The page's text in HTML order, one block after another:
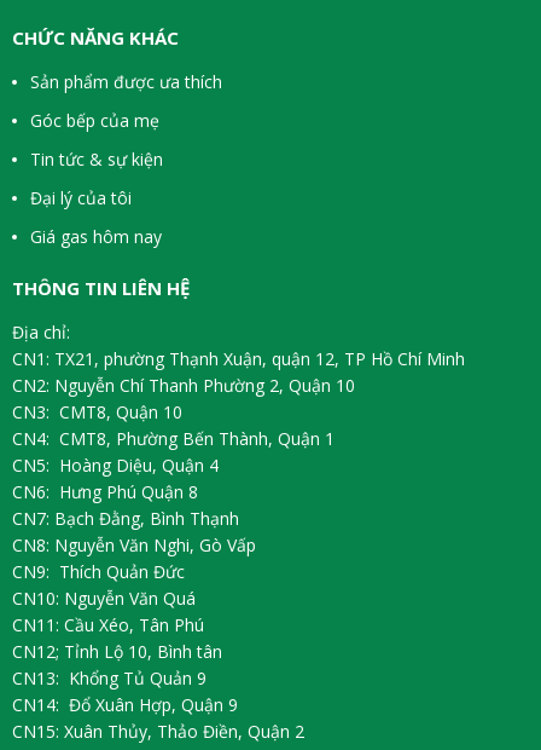
CHỨC NĂNG KHÁC
Sản phẩm được ưa thích
Góc bếp của mẹ
Tin tức & sự kiện
Đại lý của tôi
Giá gas hôm nay
THÔNG TIN LIÊN HỆ
Địa chỉ:
CN1: TX21, phường Thạnh Xuận, quận 12, TP Hồ Chí Minh
CN2: Nguyễn Chí Thanh Phường 2, Quận 10
CN3: CMT8, Quận 10
CN4: CMT8, Phường Bến Thành, Quận 1
CN5: Hoàng Diệu, Quận 4
CN6: Hưng Phú Quận 8
CN7: Bạch Đằng, Bình Thạnh
CN8: Nguyễn Văn Nghi, Gò Vấp
CN9: Thích Quản Đức
CN10: Nguyễn Văn Quá
CN11: Cầu Xéo, Tân Phú
CN12; Tỉnh Lộ 10, Bình tân
CN13: Khổng Tủ Quản 9
CN14: Đổ Xuân Hợp, Quận 9
CN15: Xuân Thủy, Thảo Điền, Quận 2